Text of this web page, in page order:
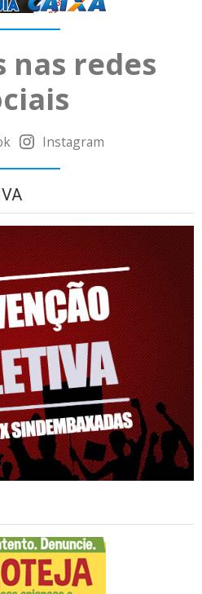
nas redes
Instagram